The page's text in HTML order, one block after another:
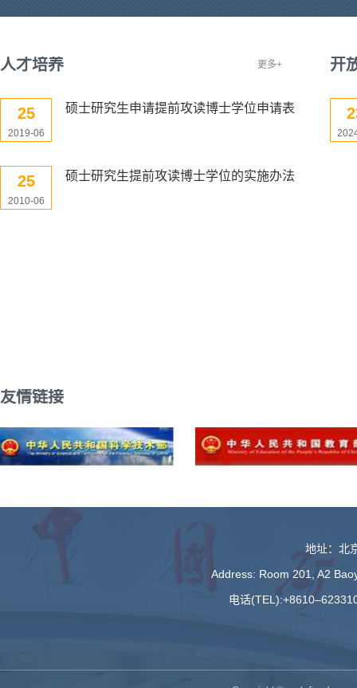
人才培养 更多+
25
2019-06
硕士研究生申请提前攻读博士学位申请表
25
2010-06
硕士研究生提前攻读博士学位的实施办法
开
友情链接
地址：北
Address: Room 201, A2
电话